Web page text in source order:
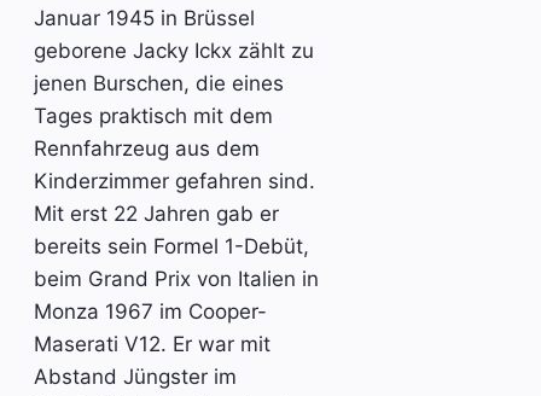
Januar 1945 in Brüssel
geborene Jacky Ickx zählt zu
jenen Burschen, die eines
Tages praktisch mit dem
Rennfahrzeug aus dem
Kinderzimmer gefahren sind.
Mit erst 22 Jahren gab er
bereits sein Formel 1-Debüt,
beim Grand Prix von Italien in
Monza 1967 im Cooper-
Maserati V12. Er war mit
Abstand Jüngster im